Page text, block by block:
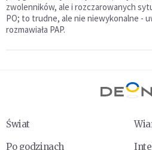
zwolenników, ale i rozczarowanych
PO; to trudne, ale nie niewykonalne -
rozmawiała PAP.
Świat
Po godzinach